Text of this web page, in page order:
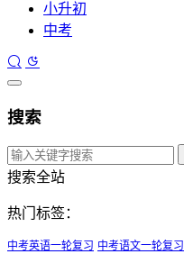
小升初
中考
搜索
搜索全站
热门标签：
中考英语一轮复习 中考语文一轮复习